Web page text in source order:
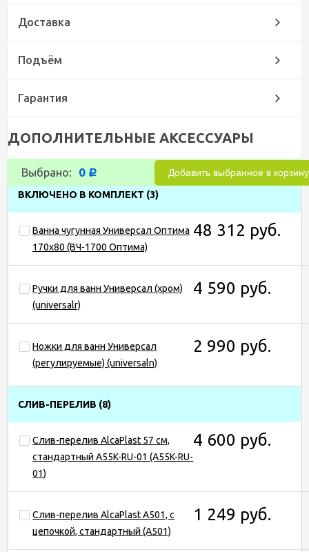
Доставка
Подъём
Гарантия
ДОПОЛНИТЕЛЬНЫЕ АКСЕССУАРЫ
Выбрано: 0 Р
ВКЛЮЧЕНО В КОМПЛЕКТ (3)
Ванна чугунная Универсал Оптима
170x80 (ВЧ-1700 Оптима)
48 312 руб.
Ручки для ванн Универсал (хром)
(universalr)
4 590 руб.
Ножки для ванн Универсал
(регулируемые) (universaln)
2 990 руб.
СЛИВ-ПЕРЕЛИВ (8)
Слив-перелив AlcaPlast 57 см,
стандартный A55K-RU-01 (A55K-RU-
01)
4 600 руб.
Слив-перелив AlcaPlast A501, с
цепочкой, стандартный (A501)
1 249 руб.